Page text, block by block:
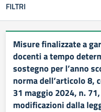
FILTRI
Misure finalizzate a
docenti a tempo
sostegno per l’anno
norma dell’articolo 8,
31 maggio 2024, n.
modificazioni dalla